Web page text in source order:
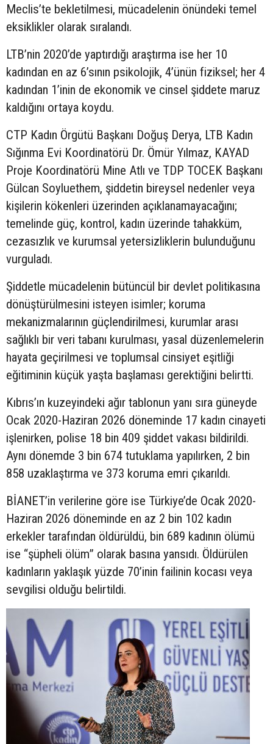
Meclis’te bekletilmesi, mücadelenin önündeki temel
eksiklikler olarak sıralandı.
LTB’nin 2020’de yaptırdığı araştırma ise her 10
kadından en az 6’sının psikolojik, 4’ünün fiziksel; her 4
kadından 1’inin de ekonomik ve cinsel şiddete maruz
kaldığını ortaya koydu.
CTP Kadın Örgütü Başkanı Doğuş Derya, LTB Kadın
Sığınma Evi Koordinatörü Dr. Ömür Yılmaz, KAYAD
Proje Koordinatörü Mine Atlı ve TDP TOCEK Başkanı
Gülcan Soyluethem, şiddetin bireysel nedenler veya
kişilerin kökenleri üzerinden açıklanamayacağını;
temelinde güç, kontrol, kadın üzerinde tahakküm,
cezasızlık ve kurumsal yetersizliklerin bulunduğunu
vurguladı.
Şiddetle mücadelenin bütüncül bir devlet politikasına
dönüştürülmesini isteyen isimler; koruma
mekanizmalarının güçlendirilmesi, kurumlar arası
sağlıklı bir veri tabanı kurulması, yasal düzenlemelerin
hayata geçirilmesi ve toplumsal cinsiyet eşitliği
eğitiminin küçük yaşta başlaması gerektiğini belirtti.
Kıbrıs’ın kuzeyindeki ağır tablonun yanı sıra güneyde
Ocak 2020-Haziran 2026 döneminde 17 kadın cinayeti
işlenirken, polise 18 bin 409 şiddet vakası bildirildi.
Aynı dönemde 3 bin 674 tutuklama yapılırken, 2 bin
858 uzaklaştırma ve 373 koruma emri çıkarıldı.
BİANET’in verilerine göre ise Türkiye’de Ocak 2020-
Haziran 2026 döneminde en az 2 bin 102 kadın
erkekler tarafından öldürüldü, bin 689 kadının ölümü
ise “şüpheli ölüm” olarak basına yansıdı. Öldürülen
kadınların yaklaşık yüzde 70’inin failinin kocası veya
sevgilisi olduğu belirtildi.